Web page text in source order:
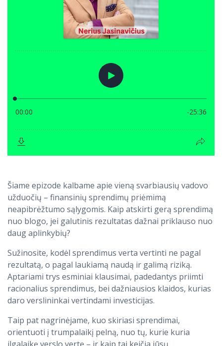
Šiame epizode kalbame apie vieną svarbiausių vadovo
užduočių – finansinių sprendimų priėmimą
neapibrėžtumo sąlygomis. Kaip atskirti gerą sprendimą
nuo blogo, jei galutinis rezultatas dažnai priklauso nuo
daug aplinkybių?
Sužinosite, kodėl sprendimus verta vertinti ne pagal
rezultatą, o pagal laukiamą naudą ir galimą riziką.
Aptariami trys esminiai klausimai, padedantys priimti
racionalius sprendimus, bei dažniausios klaidos, kurias
daro verslininkai vertindami investicijas.
Taip pat nagrinėjame, kuo skiriasi sprendimai,
orientuoti į trumpalaikį pelną, nuo tų, kurie kuria